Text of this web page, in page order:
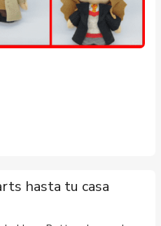
hasta tu casa